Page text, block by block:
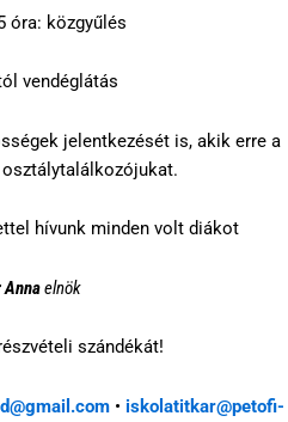
óra: közgyűlés
vendéglátás
jelentkezését is, akik erre a
osztálytalálkozójukat.
hívunk minden volt diákot
Annaelnök
szándékát!
• iskolatitkar@petofi-